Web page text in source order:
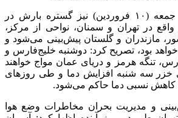
وی با اشاره به اینکه جمعه (۱۰ فروردین) نیز گستره بارش در
واقع در تهران و سمنان، نواحی از مرکز،
مازندران و گلستان پیش‌بینی می‌شود و
بود، تصریح کرد: دوشنبه خلیج‌فارس و
تنگه هرمز و دریای عمان مواج خواهند
خزر سه شنبه افزایش دما و طی روزهای
کاهش نسبی دما حاکم می‌شود.
و مدیریت بحران مخاطرات وضع هوا